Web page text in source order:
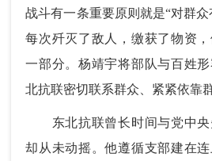
战斗有一条重要原则就是“对群众
每次歼灭了敌人，缴获了物资
一部分。杨靖宇将部队与百姓
北抗联密切联系群众、紧紧依靠群
东北抗联曾长时间与党中央
却从未动摇。他遵循支部建在